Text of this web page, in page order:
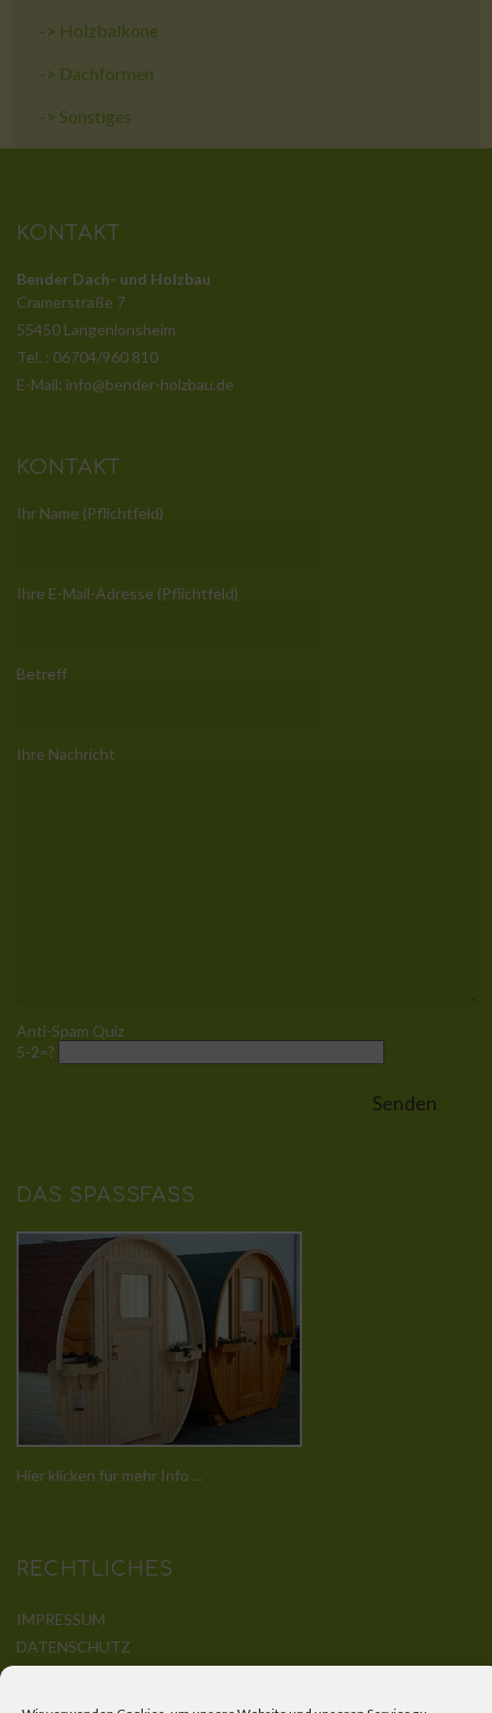
-> Holzbalkone
-> Dachformen
-> Sonstiges
KONTAKT
Bender Dach- und Holzbau
Cramerstraße 7
55450 Langenlonsheim
Tel. : 06704/960 810
E-Mail: info@bender-holzbau.de
KONTAKT
Ihr Name (Pflichtfeld)
Ihre E-Mail-Adresse (Pflichtfeld)
Betreff
Ihre Nachricht
Anti-Spam Quiz
5-2=?
DAS SPASSFASS
Hier klicken für mehr Info ...
RECHTLICHES
IMPRESSUM
DATENSCHUTZ